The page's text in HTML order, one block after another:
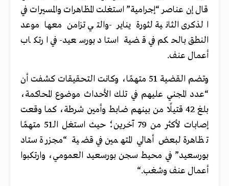
قال إن عناصر “إجرامية” استغلت المظاهرات والمسيرات في
الذكرى الثانية لثورة يناير -والتي تزامن معها موعد
النطق بالحكم في قضية استاد بورسعيد- في ارتكاب
أعمال عنف.
وتضم القضية 51 متهمًا، وكانت التحقيقات كشفت أن
“عدد المجني عليهم في تلك الأحداث موضوع المحاكمة،
بلغ 42 قتيلًا من بينهم ضابط وأمين شرطة، كما وقعت
إصابات لأكثر من 79 آخرين؛ حيث استغل الـ51 متهمًا
تظاهرة لبعض أهالي المتهمين في قضية “مجزرة ستاد
بورسعيد” في محيط سجن بورسعيد العمومي، وارتكبوا
أعمال عنف وشغب“.